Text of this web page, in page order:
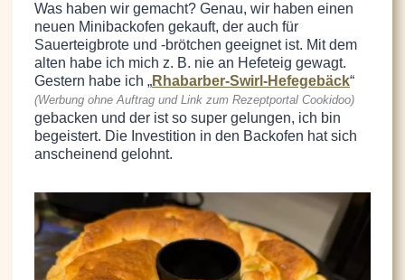
Was haben wir gemacht? Genau, wir haben einen
neuen Minibackofen gekauft, der auch für
Sauerteigbrote und -brötchen geeignet ist. Mit dem
alten habe ich mich z. B. nie an Hefeteig gewagt.
Gestern habe ich „Rhabarber-Swirl-Hefegebäck“
(Werbung ohne Auftrag und Link zum Rezeptportal Cookidoo)
gebacken und der ist so super gelungen, ich bin
begeistert. Die Investition in den Backofen hat sich
anscheinend gelohnt.